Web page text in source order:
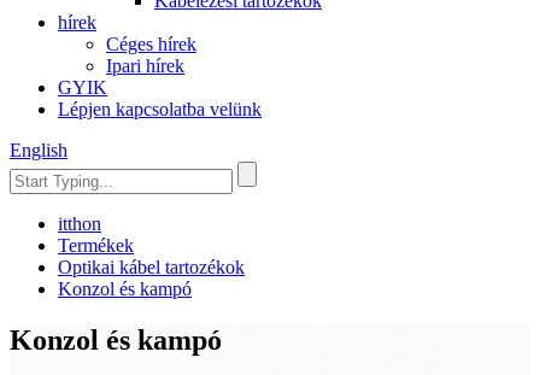
hírek
Céges hírek
Ipari hírek
GYIK
Lépjen kapcsolatba velünk
English
itthon
Termékek
Optikai kábel tartozékok
Konzol és kampó
Konzol és kampó